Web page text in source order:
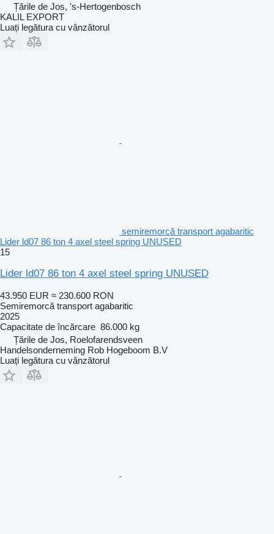
Țările de Jos, 's-Hertogenbosch
KALIL EXPORT
Luați legătura cu vânzătorul
semiremorcă transport agabaritic
Lider ld07 86 ton 4 axel steel spring UNUSED
15
Lider ld07 86 ton 4 axel steel spring UNUSED
43.950 EUR ≈ 230.600 RON
Semiremorcă transport agabaritic
2025
Capacitate de încărcare 86.000 kg
Țările de Jos, Roelofarendsveen
Handelsonderneming Rob Hogeboom B.V
Luați legătura cu vânzătorul